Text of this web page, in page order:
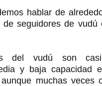
hablar de
seguidores de vudú
del vudú son
y baja capacidad
muchas veces